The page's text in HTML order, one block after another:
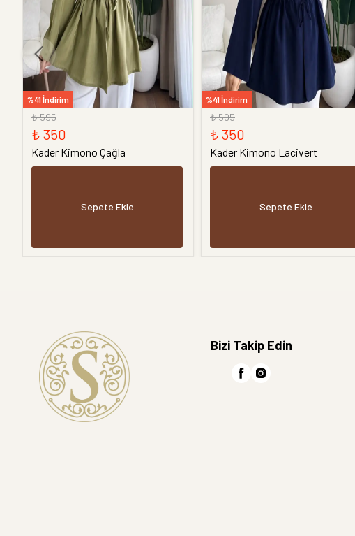
%41 İndirim
₺ 595
₺ 350
Kader Kimono Çağla
Sepete Ekle
%41 İndirim
₺ 595
₺ 350
Kader Kimono Lacivert
Sepete Ekle
Bizi Takip Edin